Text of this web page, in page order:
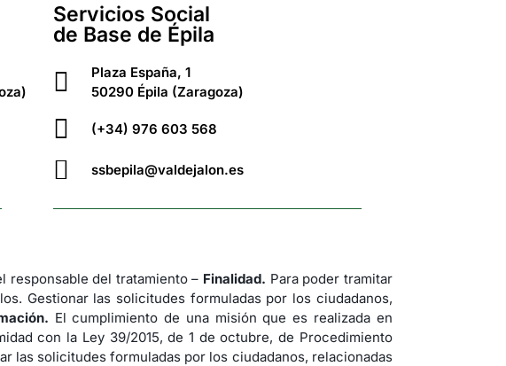
Servicios Social
de Base de Épila
Plaza España, 1
50290 Épila (Zaragoza)
(+34) 976 603 568
ssbepila@valdejalon.es
responsable del tratamiento – Finalidad. Para poder tramitar
Gestionar las solicitudes formuladas por los ciudadanos,
El cumplimiento de una misión que es realizada en
con la Ley 39/2015, de 1 de octubre, de Procedimiento
las solicitudes formuladas por los ciudadanos, relacionadas